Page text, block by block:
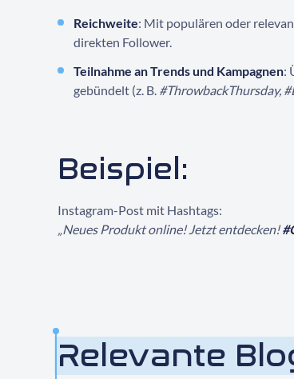
Reichweite: Mit populären oder
direkten Follower.
Teilnahme an Trends und Kampagnen:
gebündelt (z. B. #ThrowbackThursday,
Beispiel:
Instagram-Post mit Hashtags:
„Neues Produkt online! Jetzt entdecken!
Relevante